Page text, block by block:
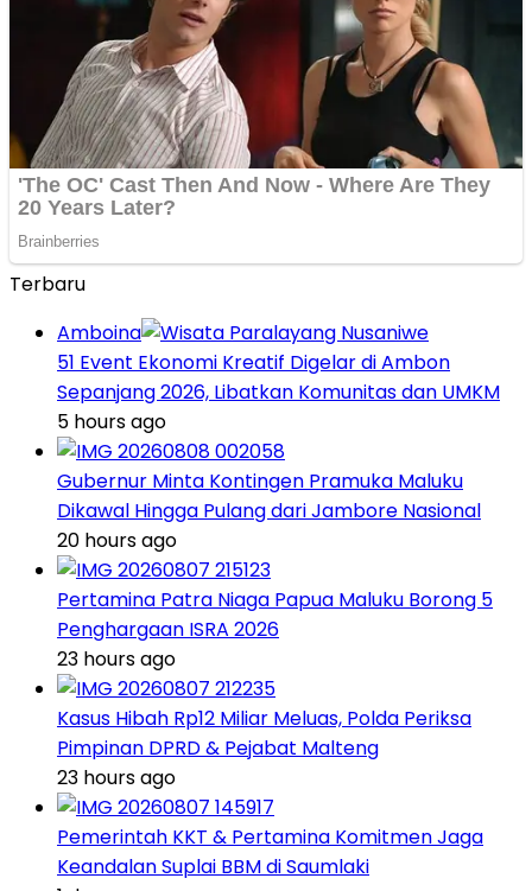
Terbaru
Amboina
51 Event Ekonomi Kreatif Digelar di Ambon
Sepanjang 2026, Libatkan Komunitas dan UMKM
5 hours ago
Gubernur Minta Kontingen Pramuka Maluku
Dikawal Hingga Pulang dari Jambore Nasional
20 hours ago
Pertamina Patra Niaga Papua Maluku Borong 5
Penghargaan ISRA 2026
23 hours ago
Kasus Hibah Rp12 Miliar Meluas, Polda Periksa
Pimpinan DPRD & Pejabat Malteng
23 hours ago
Pemerintah KKT & Pertamina Komitmen Jaga
Keandalan Suplai BBM di Saumlaki